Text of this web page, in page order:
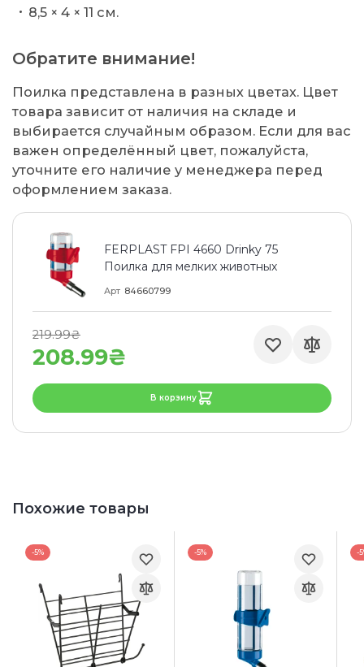
8,5 × 4 × 11 см.
Обратите внимание!
Поилка представлена в разных цветах. Цвет
товара зависит от наличия на складе и
выбирается случайным образом. Если для вас
важен определённый цвет, пожалуйста,
уточните его наличие у менеджера перед
оформлением заказа.
FERPLAST FPI 4660 Drinky 75
Поилка для мелких животных
Арт 84660799
208.99₴
219.99₴
В корзину
Похожие товары
-5% -5% -